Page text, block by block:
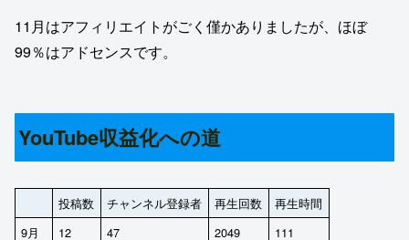
11月はアフィリエイトがごく僅かありましたが、ほぼ
99％はアドセンスです。
YouTube収益化への道
投稿数 チャンネル登録者 再生回数
再生時間
9月
12 47 2049 111